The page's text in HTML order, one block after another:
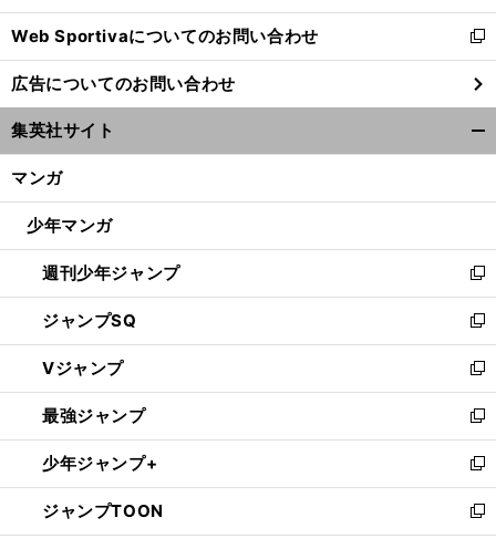
開
く
Web Sportivaについてのお問い合わせ
新
し
い
ウ
ィ
ン
ウ
開
く
広告についてのお問い合わせ
集英社サイト
マンガ
少年マンガ
週刊少年ジャンプ
新
し
い
ウ
ィ
ン
ド
ウ
で
開
く
ジャンプSQ
新
し
い
ウ
ィ
ン
ド
ウ
で
開
Vジャンプ
新
し
い
ウ
ィ
ン
ド
ウ
最強ジャンプ
新
し
い
ウ
ィ
ン
少年ジャンプ+
新
し
い
ウ
ジャンプTOON
新
し